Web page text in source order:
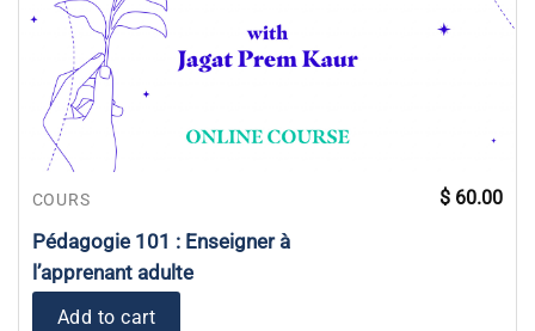
COURS
Pédagogie 101 : Enseigner à
l’apprenant adulte
$ 60.00
Add to cart